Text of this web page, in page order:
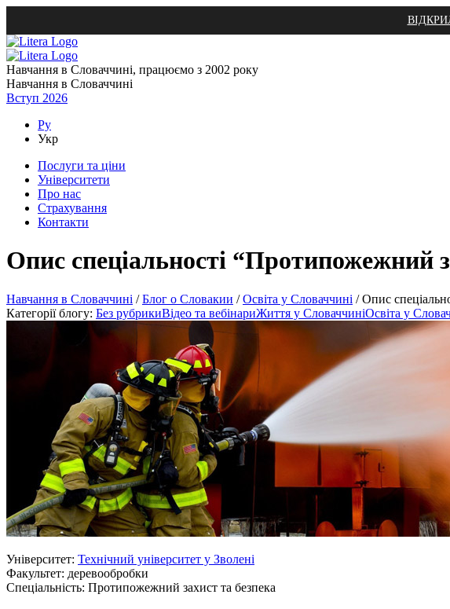
Навчання в Словаччині, працюємо з 2002 року
Навчання в Словаччині
Вступ 2026
Ру
Укр
Послуги та ціни
Університети
Про нас
Страхування
Контакти
Опис спеціальності “Протипожежний
Навчання в Словаччині /Блог о Словакии /Освіта у Словаччині /Опис
Категорії блогу: Без рубрикиВідео та вебінариЖиття у СловаччиніОсвіта у
Університет: Технічний університет у Зволені
Факультет: деревообробки
Спеціальність: Протипожежний захист та безпека